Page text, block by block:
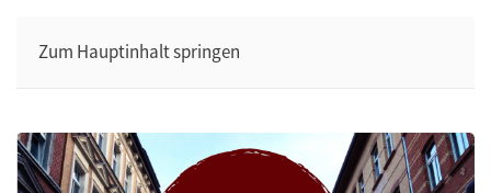
Zum Hauptinhalt springen